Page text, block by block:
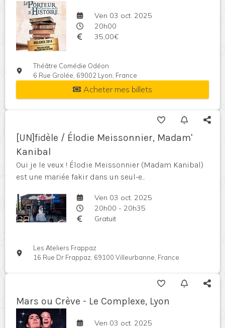
Ven 03 oct. 2025
20h00
35,00€
Théâtre Comédie Odéon
6 Rue Grolée, 69002 Lyon, France
Acheter mes billets
[UN]fidèle / Élodie Meissonnier, Madam'
Kanibal
Oui je le veux ! Élodie Meissonnier (Madam Kanibal)
est une mariée fakir dans un seul-e...
Ven 03 oct. 2025
20h00 - 20h35
Gratuit
Les Ateliers Frappaz
16 Rue Dr Frappaz, 69100 Villeurbanne, France
Mars ou Crève - Le Complexe, Lyon
Ven 03 oct. 2025